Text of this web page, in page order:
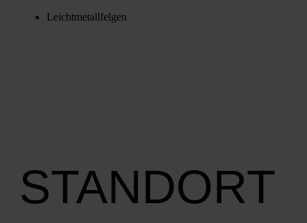
Leicht­me­tall­fel­gen
STANDORT